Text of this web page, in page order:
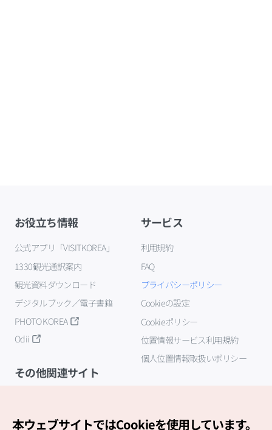
お役立ち情報
公式アプリ「VISITKOREA」
1330観光通訳案内
観光資料ダウンロード
デジタルブック／電子書籍
PHOTO KOREA
Odii
サービス
利用規約
FAQ
プライバシーポリシー
Cookieの設定
Cookieポリシー
位置情報サービス利用規約
個人位置情報取扱いポリシー
その他関連サイト
本ウェブサイトではCookieを使用しています。